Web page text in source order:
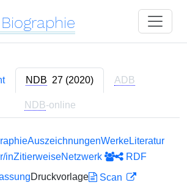
Biographie
NDB 27 (2020) ADB
NDB-online
AuszeichnungenWerkeLiteratur
inZitierweiseNetzwerk
RDF
Druckvorlage
Scan